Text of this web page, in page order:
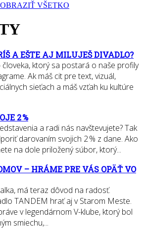
VŠETKO
A EŠTE AJ MILUJEŠ DIVADLO?
ktorý sa postará o naše profily
Ak máš cit pre text, vizuál,
sieťach a máš vzťah ku kultúre
2 %
a radi nás navštevujete? Tak
darovaním svojich 2 % z dane. Ako
na dole priložený súbor, ktorý...
– HRÁME PRE VÁS OPÄŤ VO
má teraz dôvod na radosť.
TANDEM hrať aj v Starom Meste.
v legendárnom V-klube, ktorý bol
smiechu,...